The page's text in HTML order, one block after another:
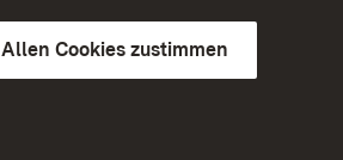
Allen Cookies zustimmen